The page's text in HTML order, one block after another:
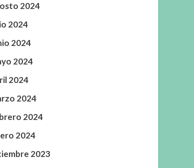
2024
2024
2024
2024
2024
2024
2024
2024
2023